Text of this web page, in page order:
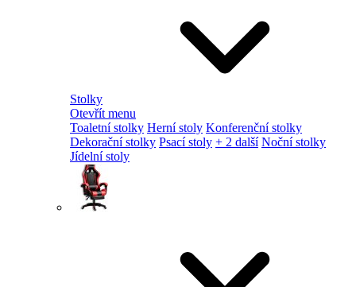
Stolky
Otevřít menu
Toaletní stolky Herní stoly Konferenční stolky
Dekorační stolky Psací stoly + 2 další Noční stolky
Jídelní stoly